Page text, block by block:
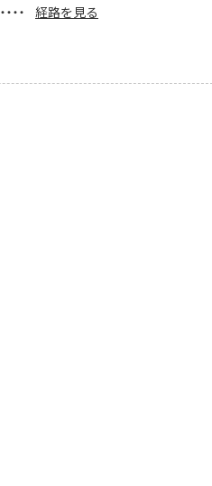
・・・・
経路を見る